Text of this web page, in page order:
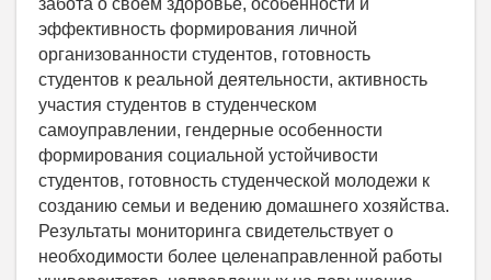
забота о своем здоровье, особенности и
эффективность формирования личной
организованности студентов, готовность
студентов к реальной деятельности, активность
участия студентов в студенческом
самоуправлении, гендерные особенности
формирования социальной устойчивости
студентов, готовность студенческой молодежи к
созданию семьи и ведению домашнего хозяйства.
Результаты мониторинга свидетельствует о
необходимости более целенаправленной работы